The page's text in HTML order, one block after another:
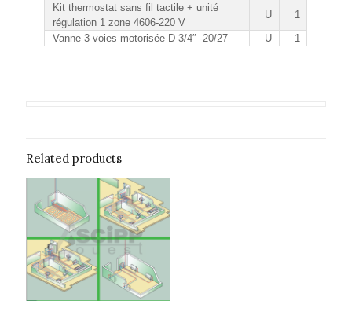
Kit thermostat sans fil tactile + unité
régulation 1 zone 4606-220 V
U
1
Vanne 3 voies motorisée D 3/4″ -20/27
U 1
Related products